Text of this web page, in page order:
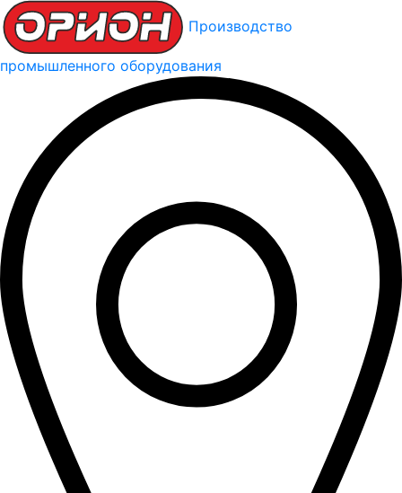
Производство
промышленного оборудования